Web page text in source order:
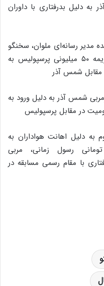
لیدر شمس آذر به دلیل بدرفتاری با داوران
مدیر رسانه‌ای ملوان، سخنگو
و عضو هیات مدیره پرسپولیس* جریمه ۵۰ میلیونی پرسپولیس به
مقابل شمس آذر
سرمربی شمس آذر به دلیل ورود به
در مقابل پرسپولیس
به دلیل اهانت هواداران به
۵۱ میلیون تومانی رسول زمانی، مربی
با مقام رسمی مسابقه در